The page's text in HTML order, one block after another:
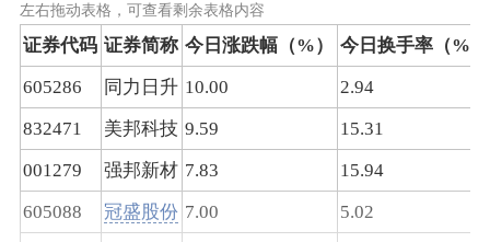
左右拖动表格，可查看剩余表格内容
证券代码 证券简称 今日涨跌幅（%）
今日换手率（%）
605286
同力日升 10.00
2.94
832471
美邦科技 9.59
15.31
001279
强邦新材 7.83
15.94
605088
冠盛股份 7.00
5.02